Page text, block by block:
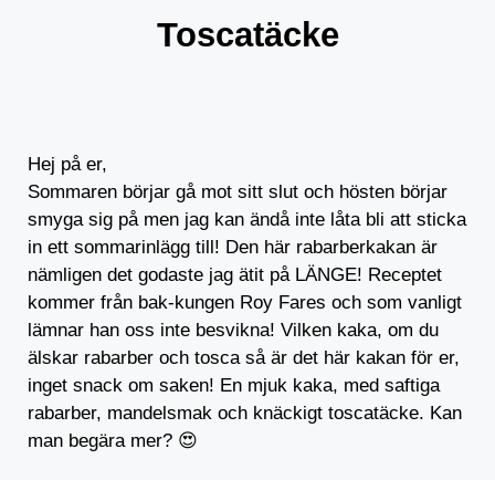
Toscatäcke
Hej på er,
Sommaren börjar gå mot sitt slut och hösten börjar
smyga sig på men jag kan ändå inte låta bli att sticka
in ett sommarinlägg till! Den här rabarberkakan är
nämligen det godaste jag ätit på LÄNGE! Receptet
kommer från bak-kungen Roy Fares och som vanligt
lämnar han oss inte besvikna! Vilken kaka, om du
älskar rabarber och tosca så är det här kakan för er,
inget snack om saken! En mjuk kaka, med saftiga
rabarber, mandelsmak och knäckigt toscatäcke. Kan
man begära mer? 😍